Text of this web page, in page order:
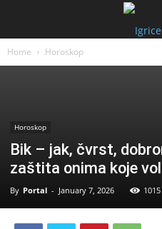
Home Horoskop
Horoskop
Bik – jak, čvrst,
zaštita onima koje
By Portal - January 7, 2026 1015